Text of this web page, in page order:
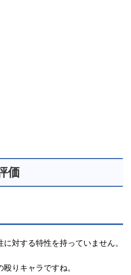
価
対する特性を持っていません。
りキャラですね。